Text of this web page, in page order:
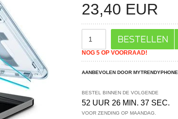
23,40 EUR
NOG 5 OP VOORRAAD!
AANBEVOLEN DOOR MYTRENDYPHONE
BESTEL BINNEN DE VOLGENDE
52 UUR 26 MIN. 37 SEC.
VOOR ZENDING OP MAANDAG.